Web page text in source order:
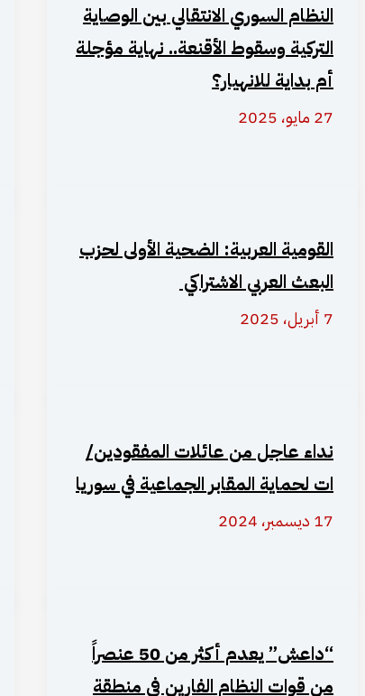
النظام السوري الانتقالي بين الوصاية
التركية وسقوط الأقنعة.. نهاية مؤجلة
أم بداية للانهيار؟
27 مايو، 2025
القومية العربية: الضحية الأولى لحزب
البعث العربي الاشتراكي
7 أبريل، 2025
نداء عاجل من عائلات المفقودين/
ات لحماية المقابر الجماعية في سوريا
17 ديسمبر، 2024
“داعش” يعدم أكثر من 50 عنصراً
من قوات النظام الفارين في منطقة